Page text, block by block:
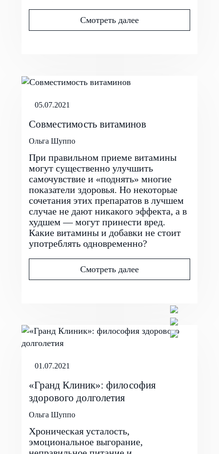
Смотреть далее
05.07.2021
Совместимость витаминов
Ольга Шуппо
При правильном приеме витамины
могут существенно улучшить
самочувствие и «поднять» многие
показатели здоровья. Но некоторые
сочетания этих препаратов в лучшем
случае не дают никакого эффекта, а в
худшем — могут принести вред.
Какие витамины и добавки не стоит
употреблять одновременно?
Смотреть далее
01.07.2021
«Гранд Клиник»: философия
здорового долголетия
Ольга Шуппо
Хроническая усталость,
эмоциональное выгорание,